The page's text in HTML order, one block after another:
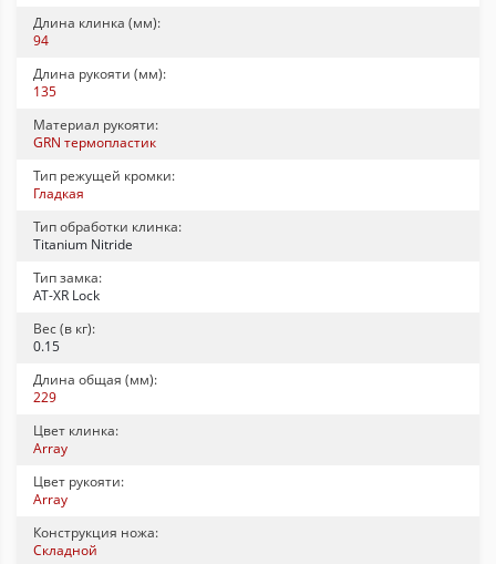
Длина клинка (мм):
94
Длина рукояти (мм):
135
Материал рукояти:
GRN термопластик
Тип режущей кромки:
Гладкая
Тип обработки клинка:
Titanium Nitride
Тип замка:
AT-XR Lock
Вес (в кг):
0.15
Длина общая (мм):
229
Цвет клинка:
Array
Цвет рукояти:
Array
Конструкция ножа:
Складной